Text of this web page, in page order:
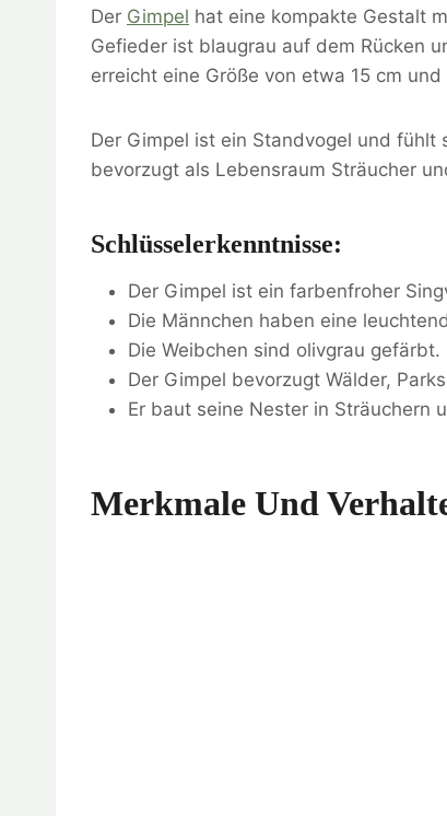
Der Gimpel hat eine kompakte Gestalt
Gefieder ist blaugrau auf dem Rücken
erreicht eine Größe von etwa 15 cm
Der Gimpel ist ein Standvogel und fühlt
bevorzugt als Lebensraum Sträucher
Schlüsselerkenntnisse:
Der Gimpel ist ein farbenfroher
Die Männchen haben eine
Die Weibchen sind olivgrau gefärbt.
Der Gimpel bevorzugt Wälder,
Er baut seine Nester in Sträuchern
Merkmale Und